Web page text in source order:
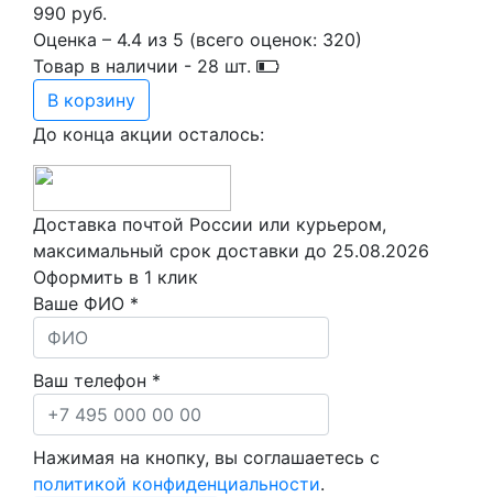
990 руб.
Оценка – 4.4 из 5 (всего оценок: 320)
Товар в наличии - 28 шт.
В корзину
До конца акции осталось:
Доставка почтой России или курьером,
максимальный срок доставки до 25.08.2026
Оформить в 1 клик
Ваше ФИО *
Ваш телефон *
Нажимая на кнопку, вы соглашаетесь с
политикой конфиденциальности.